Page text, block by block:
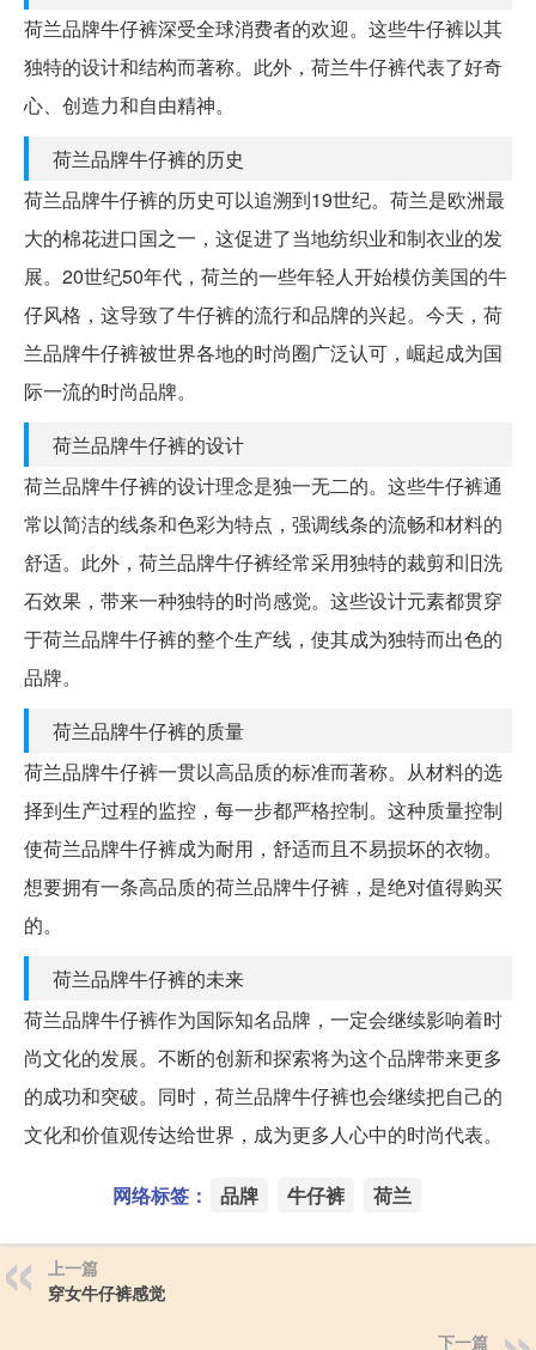
荷兰品牌牛仔裤深受全球消费者的欢迎。这些牛仔裤以其
独特的设计和结构而著称。此外，荷兰牛仔裤代表了好奇
心、创造力和自由精神。
荷兰品牌牛仔裤的历史
荷兰品牌牛仔裤的历史可以追溯到19世纪。荷兰是欧洲最
大的棉花进口国之一，这促进了当地纺织业和制衣业的发
展。20世纪50年代，荷兰的一些年轻人开始模仿美国的牛
仔风格，这导致了牛仔裤的流行和品牌的兴起。今天，荷
兰品牌牛仔裤被世界各地的时尚圈广泛认可，崛起成为国
际一流的时尚品牌。
荷兰品牌牛仔裤的设计
荷兰品牌牛仔裤的设计理念是独一无二的。这些牛仔裤通
常以简洁的线条和色彩为特点，强调线条的流畅和材料的
舒适。此外，荷兰品牌牛仔裤经常采用独特的裁剪和旧洗
石效果，带来一种独特的时尚感觉。这些设计元素都贯穿
于荷兰品牌牛仔裤的整个生产线，使其成为独特而出色的
品牌。
荷兰品牌牛仔裤的质量
荷兰品牌牛仔裤一贯以高品质的标准而著称。从材料的选
择到生产过程的监控，每一步都严格控制。这种质量控制
使荷兰品牌牛仔裤成为耐用，舒适而且不易损坏的衣物。
想要拥有一条高品质的荷兰品牌牛仔裤，是绝对值得购买
的。
荷兰品牌牛仔裤的未来
荷兰品牌牛仔裤作为国际知名品牌，一定会继续影响着时
尚文化的发展。不断的创新和探索将为这个品牌带来更多
的成功和突破。同时，荷兰品牌牛仔裤也会继续把自己的
文化和价值观传达给世界，成为更多人心中的时尚代表。
网络标签： 品牌 牛仔裤 荷兰
上一篇
穿女牛仔裤感觉
下一篇